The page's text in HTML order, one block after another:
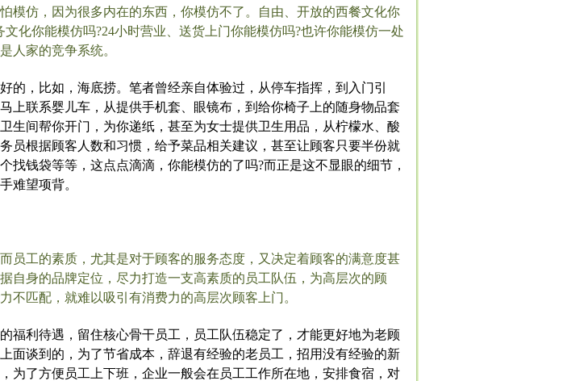
模仿，因为很多内在的东西，你模仿不了。自由、开放的西餐文化你
化你能模仿吗?24小时营业、送货上门你能模仿吗?也许你能模仿一处
人家的竞争系统。
的，比如，海底捞。笔者曾经亲自体验过，从停车指挥，到入门引
上联系婴儿车，从提供手机套、眼镜布，到给你椅子上的随身物品套
生间帮你开门，为你递纸，甚至为女士提供卫生用品，从柠檬水、酸
员根据顾客人数和习惯，给予菜品相关建议，甚至让顾客只要半份就
找钱袋等等，这点点滴滴，你能模仿的了吗?而正是这不显眼的细节，
难望项背。
员工的素质，尤其是对于顾客的服务态度，又决定着顾客的满意度甚
自身的品牌定位，尽力打造一支高素质的员工队伍，为高层次的顾
不匹配，就难以吸引有消费力的高层次顾客上门。
福利待遇，留住核心骨干员工，员工队伍稳定了，才能更好地为老顾
面谈到的，为了节省成本，辞退有经验的老员工，招用没有经验的新
为了方便员工上下班，企业一般会在员工工作所在地，安排食宿，对